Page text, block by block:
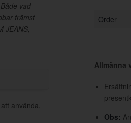
vad
främst
JEANS,
använda,
Order
Allmänna
Obs: